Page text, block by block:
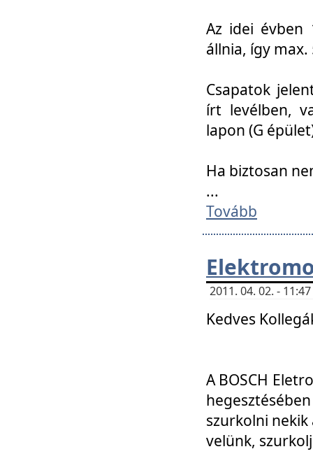
Az idei évben
állnia, így
Csapatok
írt levélben,
lapon (G
Ha biztosan
...
Tovább
2011. 04. 02. -
Kedves
A BOSCH
szurkolni
velünk,